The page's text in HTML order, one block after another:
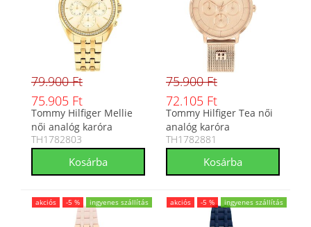
79.900 Ft
75.905 Ft
Tommy Hilfiger Mellie
női analóg karóra
TH1782803
TH1782803
75.900 Ft
72.105 Ft
Tommy Hilfiger Tea női
analóg karóra
TH1782881
TH1782881
akciós -5 % ingyenes szállítás akciós -5 % ingyenes szállítás